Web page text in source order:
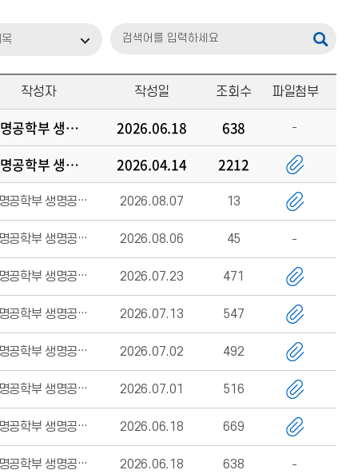
작성자 작성일 조회수 파일첨부
생명공학부 생명공학전공 2026.06.18
638
생명공학부 생명공학전공
2026.04.14 2212
생명공학부 생명공학전공 2026.08.07 13
생명공학부 생명공학전공 2026.08.06 45
생명공학부 생명공학전공 2026.07.23 471
생명공학부 생명공학전공 2026.07.13 547
생명공학부 생명공학전공 2026.07.02 492
생명공학부 생명공학전공 2026.07.01 516
생명공학부 생명공학전공 2026.06.18 669
생명공학부 생명공학전공 2026.06.18 638